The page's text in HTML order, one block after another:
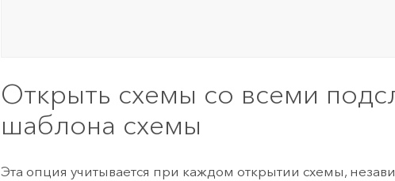
Открыть схемы со всеми
шаблона схемы
Эта опция учитывается при каждом открытии схемы,